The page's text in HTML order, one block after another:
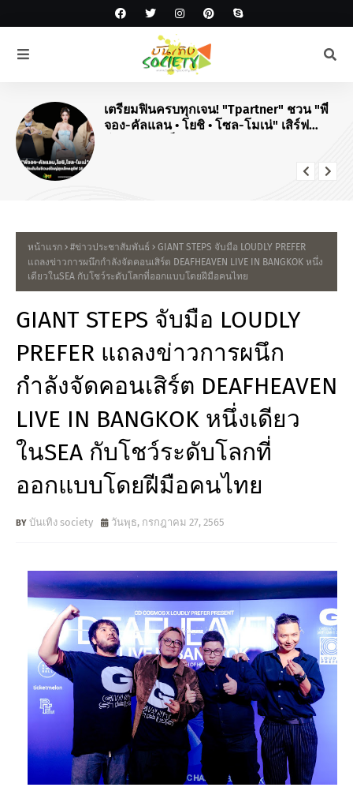
เตรียมฟินครบทุกเจน! "Tpartner" ชวน "พี่
จอง-คัลแลน • โยชิ • โซล-โมเน่" เสิร์ฟ
หน้าแรก #ข่าวประชาสัมพันธ์
GIANT STEPS จับมือ LOUDLY PREFER
แถลงข่าวการผนึกกำลังจัดคอนเสิร์ต DEAFHEAVEN LIVE IN BANGKOK หนึ่ง
เดียวในSEA กับโชว์ระดับโลกที่ออกแบบโดยฝีมือคนไทย
GIANT STEPS จับมือ LOUDLY
PREFER แถลงข่าวการผนึก
กำลังจัดคอนเสิร์ต DEAFHEAVEN
LIVE IN BANGKOK หนึ่งเดียว
ในSEA กับโชว์ระดับโลกที่
ออกแบบโดยฝีมือคนไทย
บันเทิง society วันพุธ, กรกฎาคม 27, 2565